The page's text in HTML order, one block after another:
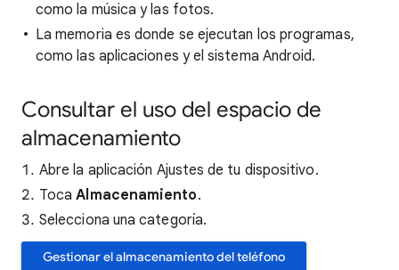
como la música y las fotos.
La memoria es donde se ejecutan los programas,
como las aplicaciones y el sistema Android.
Consultar el uso del espacio de
almacenamiento
Abre la aplicación Ajustes de tu dispositivo.
TocaAlmacenamiento.
Selecciona una categoría.
Gestionar el almacenamiento del teléfono